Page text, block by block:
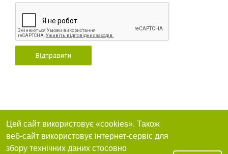
Відправити
Цей сайт використовує «cookies». Також
веб-сайт використовує інтернет-сервіс для
збору технічних даних стосовно